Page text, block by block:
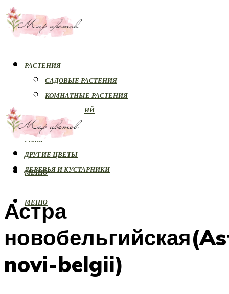
РАСТЕНИЯ
САДОВЫЕ РАСТЕНИЯ
КОМНАТНЫЕ РАСТЕНИЯ
БОЛЕЗНИ РАСТЕНИЙ
ОРХИДЕИ
РОЗЫ
ДРУГИЕ ЦВЕТЫ
ДЕРЕВЬЯ И КУСТАРНИКИ
МЕНЮ
МЕНЮ
Астра
novi-belgii)